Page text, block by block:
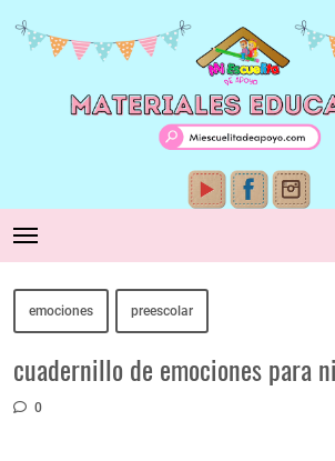
emociones preescolar
cuadernillo de emociones para
0